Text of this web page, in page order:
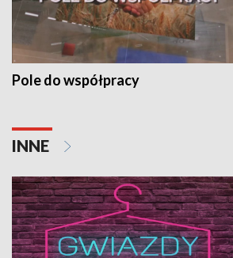
Pole do współpracy
INNE